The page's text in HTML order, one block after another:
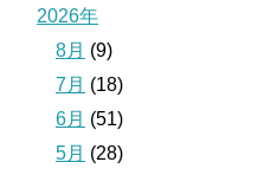
2026年
8月 (9)
7月 (18)
6月 (51)
5月 (28)